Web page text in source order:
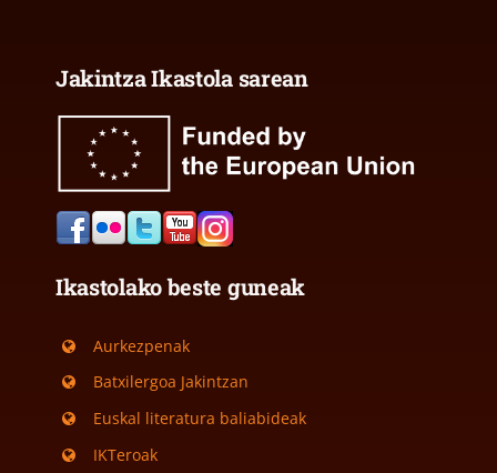
Jakintza Ikastola sarean
Ikastolako beste guneak
Aurkezpenak
Batxilergoa Jakintzan
Euskal literatura baliabideak
IKTeroak